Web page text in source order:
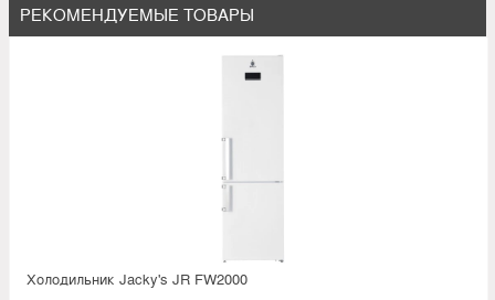
РЕКОМЕНДУЕМЫЕ ТОВАРЫ
Холодильник Jacky's JR FW2000